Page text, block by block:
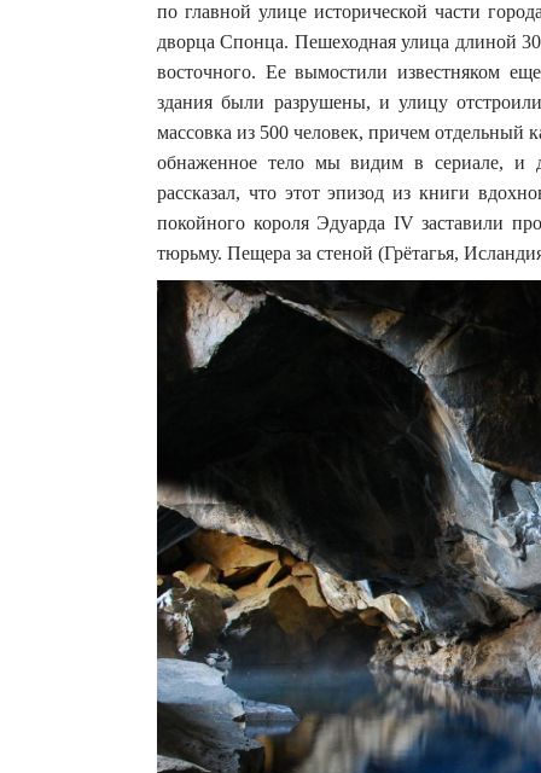
по главной улице исторической части
дворца Спонца. Пешеходная улица длиной
восточного. Ее вымостили известняком
здания были разрушены, и улицу
массовка из 500 человек, причем
обнаженное тело мы видим в сериале, и
рассказал, что этот эпизод из книги
покойного короля Эдуарда IV заставили
тюрьму. Пещера за стеной (Грётагья,